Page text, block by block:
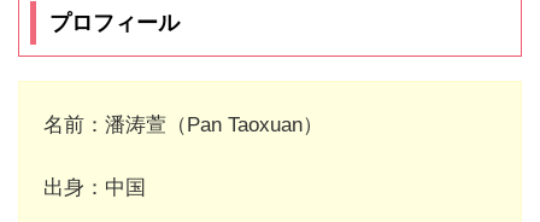
プロフィール
名前：潘涛萱（Pan Taoxuan）
出身：中国